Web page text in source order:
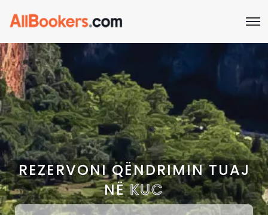
REZERVONI QËNDRIMIN TUAJ
NËKUC